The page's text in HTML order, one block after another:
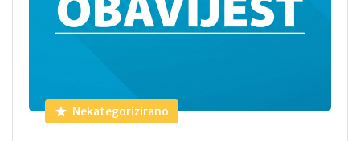
Nekategorizirano